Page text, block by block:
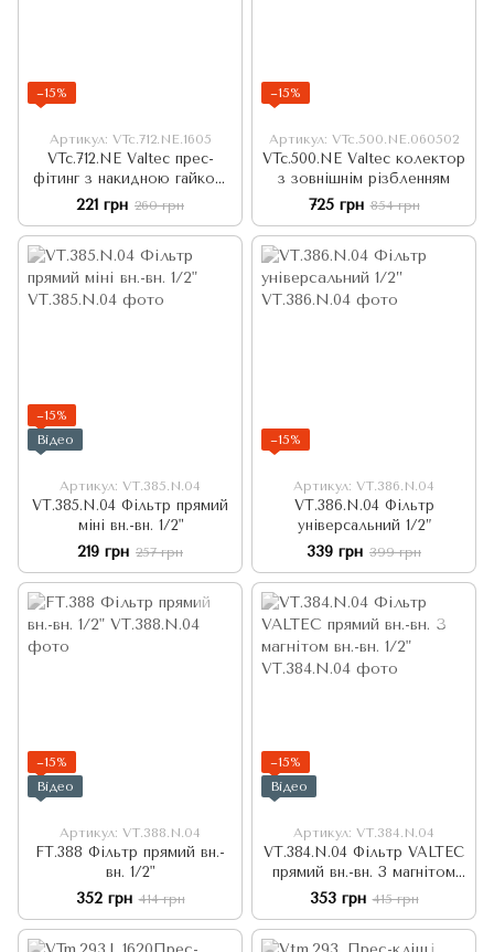
−15%
Артикул: VTc.712.NE.1605
VTc.712.NE Valtec прес-
фітинг з накидною гайкою
під «євроконус»
221 грн 260 грн
−15%
Артикул: VTc.500.NE.060502
VTc.500.NE Valtec колектор
з зовнішнім різбленням
725 грн 854 грн
−15%
Відео
Артикул: VT.385.N.04
VT.385.N.04 Фільтр прямий
міні вн.-вн. 1/2"
219 грн 257 грн
−15%
Артикул: VT.386.N.04
VT.386.N.04 Фільтр
універсальний 1/2”
339 грн 399 грн
−15%
Відео
Артикул: VT.388.N.04
FT.388 Фільтр прямий вн.-
вн. 1/2"
352 грн 414 грн
−15%
Відео
Артикул: VT.384.N.04
VT.384.N.04 Фільтр VALTEC
прямий вн.-вн. З магнітом
вн.-вн. 1/2"
353 грн 415 грн